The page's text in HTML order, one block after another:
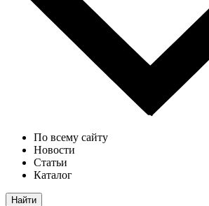
По всему сайту
Новости
Статьи
Каталог
Найти